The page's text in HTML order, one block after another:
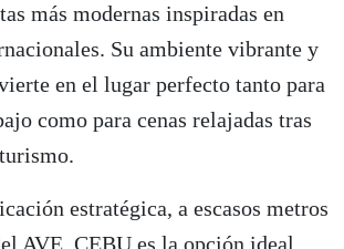
más modernas inspiradas en
Su ambiente vibrante y
en el lugar perfecto tanto para
como para cenas relajadas tras
estratégica, a escasos metros
AVE, CEBU es la opción ideal